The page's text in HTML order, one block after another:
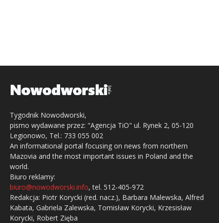
Tygodnik Nowodworski,
pismo wydawane przez: "Agencja TiO" ul. Rynek 2, 05-120
Legionowo, Tel.: 733 055 002
An informational portal focusing on news from northern
Mazovia and the most important issues in Poland and the
world.
Biuro reklamy:
biuro@nowodworski.info, tel. 512-405-972
Redakcja: Piotr Korycki (red. nacz.), Barbara Malewska, Alfred
Kabata, Gabriela Zalewska, Tomisław Korycki, Krzesisław
Korycki, Robert Zięba